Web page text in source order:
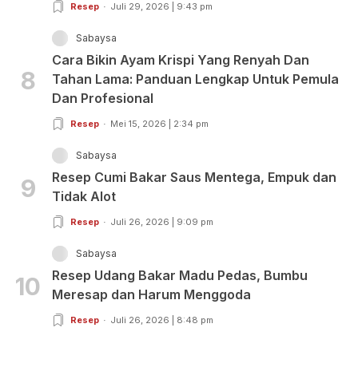
Resep Juli 29, 2026 | 9:43 pm
8
Sabaysa
Cara Bikin Ayam Krispi Yang Renyah Dan
Tahan Lama: Panduan Lengkap Untuk Pemula
Dan Profesional
Resep Mei 15, 2026 | 2:34 pm
9
Sabaysa
Resep Cumi Bakar Saus Mentega, Empuk dan
Tidak Alot
Resep Juli 26, 2026 | 9:09 pm
10
Sabaysa
Resep Udang Bakar Madu Pedas, Bumbu
Meresap dan Harum Menggoda
Resep Juli 26, 2026 | 8:48 pm